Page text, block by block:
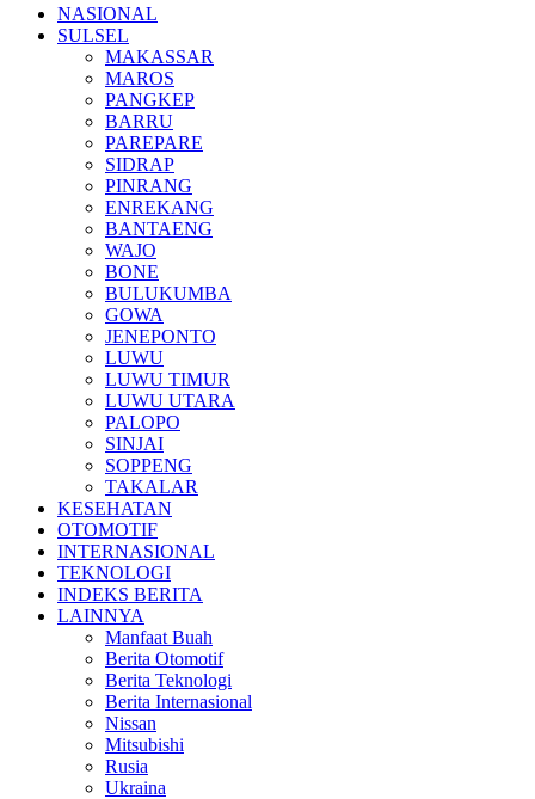
NASIONAL
SULSEL
MAKASSAR
MAROS
PANGKEP
BARRU
PAREPARE
SIDRAP
PINRANG
ENREKANG
BANTAENG
WAJO
BONE
BULUKUMBA
GOWA
JENEPONTO
LUWU
LUWU TIMUR
LUWU UTARA
PALOPO
SINJAI
SOPPENG
TAKALAR
KESEHATAN
OTOMOTIF
INTERNASIONAL
TEKNOLOGI
INDEKS BERITA
LAINNYA
Manfaat Buah
Berita Otomotif
Berita Teknologi
Berita Internasional
Nissan
Mitsubishi
Rusia
Ukraina